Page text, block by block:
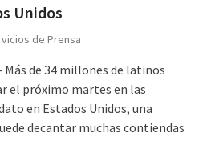
Unidos
de Prensa
Más de 34 millones de latinos
el próximo martes en las
en Estados Unidos, una
decantar muchas contiendas